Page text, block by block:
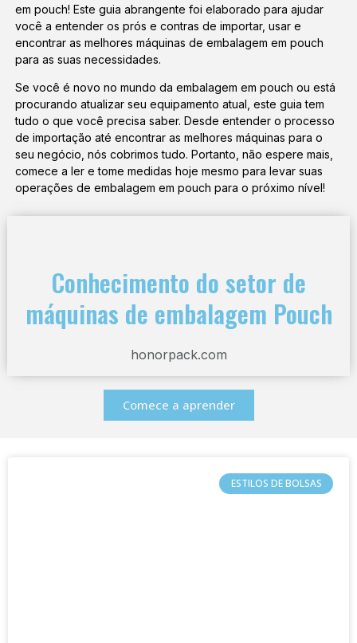
em pouch! Este guia abrangente foi elaborado para ajudar
você a entender os prós e contras de importar, usar e
encontrar as melhores máquinas de embalagem em pouch
para as suas necessidades.
Se você é novo no mundo da embalagem em pouch ou está
procurando atualizar seu equipamento atual, este guia tem
tudo o que você precisa saber. Desde entender o processo
de importação até encontrar as melhores máquinas para o
seu negócio, nós cobrimos tudo. Portanto, não espere mais,
comece a ler e tome medidas hoje mesmo para levar suas
operações de embalagem em pouch para o próximo nível!
Conhecimento do setor de
máquinas de embalagem Pouch
honorpack.com
Comece a aprender
ESTILOS DE BOLSAS